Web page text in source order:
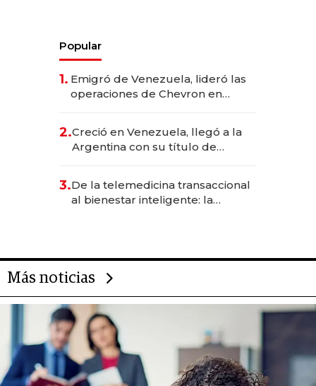
Popular
1. Emigró de Venezuela, lideró las
operaciones de Chevron en
2.Creció en Venezuela, llegó a la
Argentina con su título de
las marcas "fast premium"
3.De la telemedicina transaccional
al bienestar inteligente: la
Más noticias